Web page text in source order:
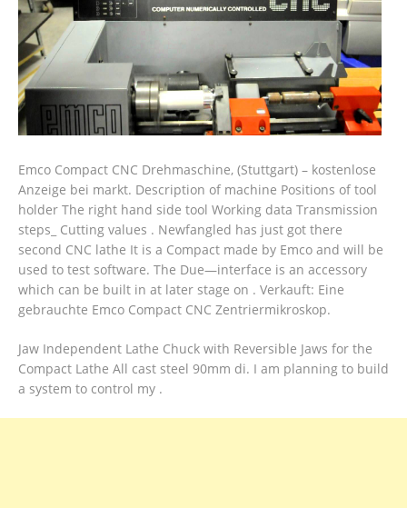
Emco Compact CNC Drehmaschine, (Stuttgart) – kostenlose
Anzeige bei markt. Description of machine Positions of tool
holder The right hand side tool Working data Transmission
steps_ Cutting values . Newfangled has just got there
second CNC lathe It is a Compact made by Emco and will be
used to test software. The Due—interface is an accessory
which can be built in at later stage on . Verkauft: Eine
gebrauchte Emco Compact CNC Zentriermikroskop.
Jaw Independent Lathe Chuck with Reversible Jaws for the
Compact Lathe All cast steel 90mm di. I am planning to build
a system to control my .